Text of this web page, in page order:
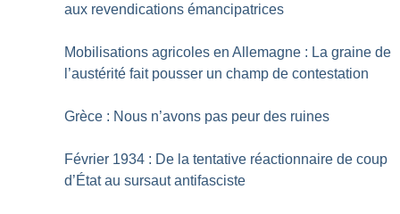
aux revendications émancipatrices
Mobilisations agricoles en Allemagne : La graine de
l’austérité fait pousser un champ de contestation
Grèce : Nous n’avons pas peur des ruines
Février 1934 : De la tentative réactionnaire de coup
d’État au sursaut antifasciste